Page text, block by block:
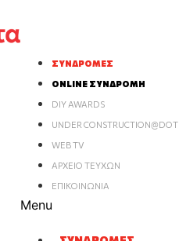
ΣΥΝΔΡΟΜΈΣ
ONLINE ΣΥΝΔΡΟΜΉ
DIY AWARDS
UNDER CONSTRUCTION@DOT
WEB TV
ΑΡΧΕΊΟ ΤΕΥΧΏΝ
ΕΠΙΚΟΙΝΩΝΊΑ
Menu